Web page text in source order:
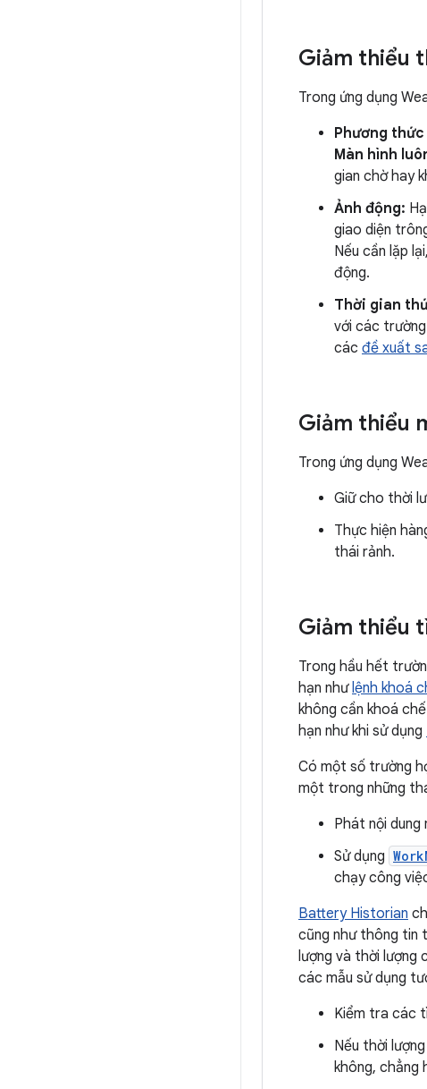
Giảm thiểu
Trong ứng dụng
Phương
Màn hình
gian chờ hay
Ảnh động:
giao diện
Nếu cần lặp
động.
Thời gian
với các
các đề xuất
Giảm thiểu
Trong ứng dụng
Giữ cho thời
Thực hiện
thái rảnh.
Giảm thiểu
Trong hầu hết
hạn nhưlệnh khoá
không cần khoá
hạn như khi sử dụng
Có một số trường
một trong những
Phát nội dung
Sử dụng
chạy công
Battery Historian
cũng như thông tin
lượng và thời lượng
các mẫu sử dụng
Kiểm tra các
Nếu thời
không, chẳng